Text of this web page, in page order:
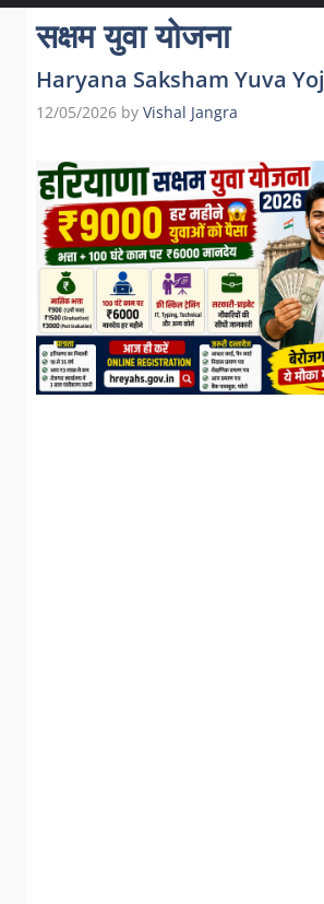
सक्षम युवा योजना
Haryana Saksham Yuva
12/05/2026 by Vishal Jangra